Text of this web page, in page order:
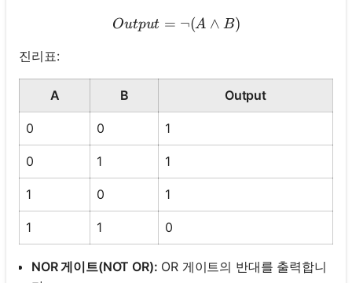
Output = \neg (A \land B)
Output = ¬(A ∧ B)
진리표:
A B Output
0 0 1
0 1 1
1 0 1
1 1 0
NOR 게이트(NOT OR): OR 게이트의 반대를 출력합니